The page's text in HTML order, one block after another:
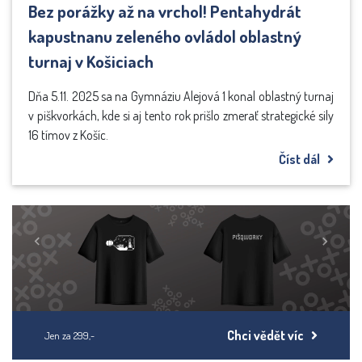
Bez porážky až na vrchol! Pentahydrát
kapustnanu zeleného ovládol oblastný
turnaj v Košiciach
Dňa 5.11. 2025 sa na Gymnáziu Alejová 1 konal oblastný turnaj
v piškvorkách, kde si aj tento rok prišlo zmerať strategické sily
16 tímov z Košíc.
Číst dál
Jen za 299,- Chci vědět víc
Previous Next